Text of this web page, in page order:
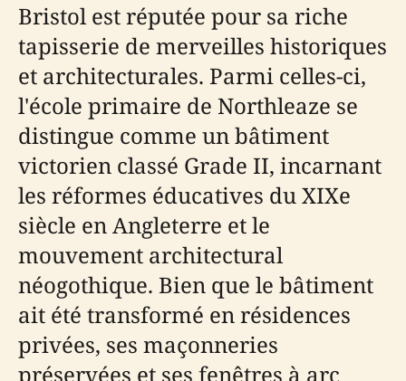
Bristol est réputée pour sa riche
tapisserie de merveilles historiques
et architecturales. Parmi celles-ci,
l'école primaire de Northleaze se
distingue comme un bâtiment
victorien classé Grade II, incarnant
les réformes éducatives du XIXe
siècle en Angleterre et le
mouvement architectural
néogothique. Bien que le bâtiment
ait été transformé en résidences
privées, ses maçonneries
préservées et ses fenêtres à arc